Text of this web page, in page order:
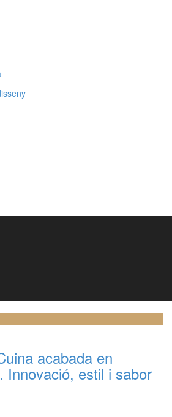
acabada en
Innovació, estil i sabor